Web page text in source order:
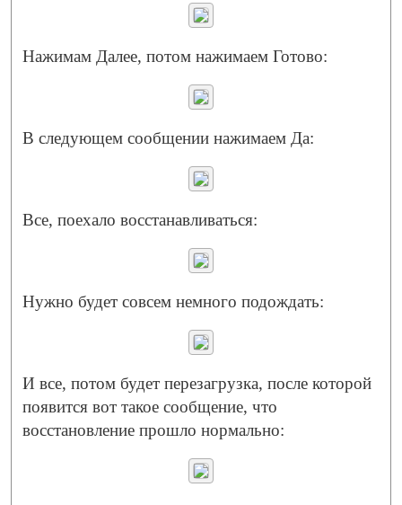
Нажимам Далее, потом нажимаем Готово:
В следующем сообщении нажимаем Да:
Все, поехало восстанавливаться:
Нужно будет совсем немного подождать:
И все, потом будет перезагрузка, после которой
появится вот такое сообщение, что
восстановление прошло нормально: